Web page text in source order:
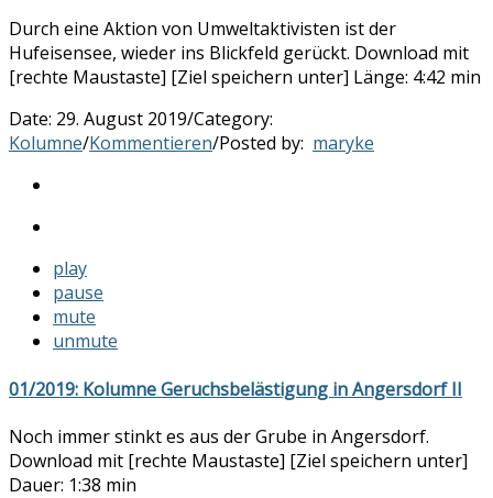
Durch eine Aktion von Umweltaktivisten ist der
Hufeisensee, wieder ins Blickfeld gerückt. Download mit
[rechte Maustaste] [Ziel speichern unter] Länge: 4:42 min
Date: 29. August 2019/Category:
Kolumne/Kommentieren/Posted by: maryke
play
pause
mute
unmute
01/2019: Kolumne Geruchsbelästigung in Angersdorf II
Noch immer stinkt es aus der Grube in Angersdorf.
Download mit [rechte Maustaste] [Ziel speichern unter]
Dauer: 1:38 min